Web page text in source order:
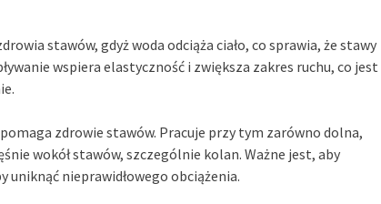
stawów, gdyż woda odciąża ciało, co sprawia, że stawy
wspiera elastyczność i zwiększa zakres ruchu, co jest
zdrowie stawów. Pracuje przy tym zarówno dolna,
wokół stawów, szczególnie kolan. Ważne jest, aby
uniknąć nieprawidłowego obciążenia.